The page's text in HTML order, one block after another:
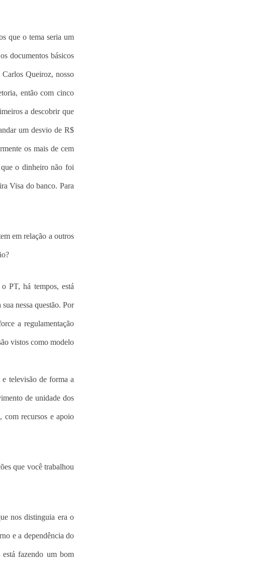
que o tema seria um
documentos básicos
Queiroz, nosso
então com cinco
a descobrir que
um desvio de R$
os mais de cem
que o dinheiro não foi
Visa do banco. Para
em relação a outros
PT, há tempos, está
nessa questão. Por
a regulamentação
vistos como modelo
televisão de forma a
de unidade dos
com recursos e apoio
que você trabalhou
nos distinguia era o
e a dependência do
fazendo um bom